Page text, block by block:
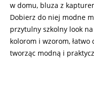
w domu, bluza z
Dobierz do niej modne
przytulny szkolny look
kolorom i wzorom,
tworząc modną i